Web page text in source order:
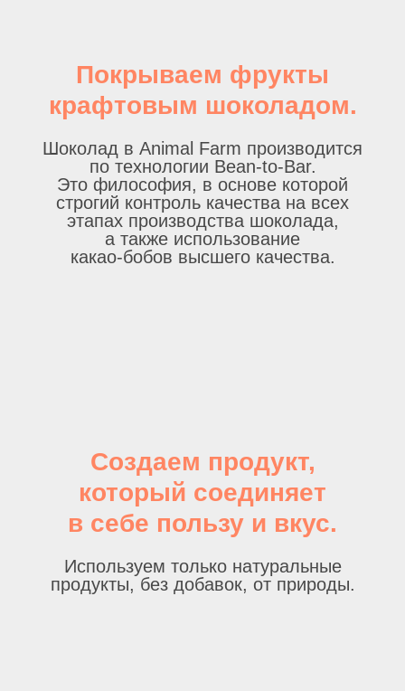
Покрываем фрукты
крафтовым шоколадом.
Шоколад в Animal Farm производится
по технологии Bean-to-Bar.
Это философия, в основе которой
строгий контроль качества на всех
этапах производства шоколада,
а также использование
какао-бобов высшего качества.
Создаем продукт,
который соединяет
в себе пользу и вкус.
Используем только натуральные
продукты, без добавок, от природы.